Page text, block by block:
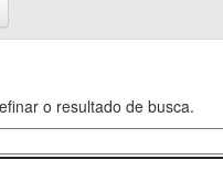
o resultado de busca.